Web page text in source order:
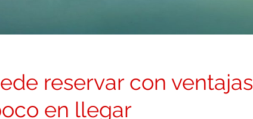
reservar con ventajas
en llegar